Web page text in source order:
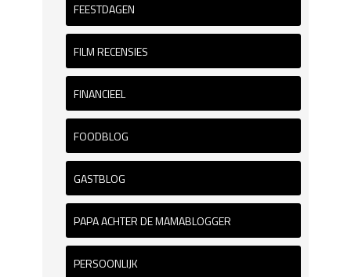
FEESTDAGEN
FILM RECENSIES
FINANCIEEL
FOODBLOG
GASTBLOG
PAPA ACHTER DE MAMABLOGGER
PERSOONLIJK